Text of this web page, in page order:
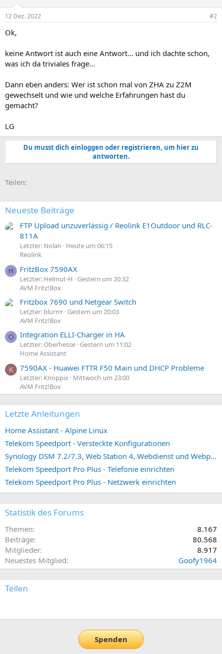
12 Dez. 2022 #2
Ok,
keine Antwort ist auch eine Antwort... und ich dachte schon,
was ich da triviales frage...
Dann eben anders: Wer ist schon mal von ZHA zu Z2M
gewechselt und wie und welche Erfahrungen hast du
gemacht?
LG
Du musst dich einloggen oder registrieren, um hier zu
antworten.
Teilen:
Neueste Beiträge
FTP Upload unzuverlässig / Reolink E1Outdoor und RLC-
811A
Letzter: Nolan
Heute um 06:15
Reolink
H FritzBox 7590AX
Letzter: Helmut-H
Gestern um 20:32
AVM Fritz!Box
Fritzbox 7690 und Netgear Switch
Letzter: blurrrr Gestern um 20:03
AVM Fritz!Box
O Integration ELLI-Charger in HA
Letzter: Oberhesse Gestern um 11:02
Home Assistant
K 7590AX - Huawei FTTR F50 Main und DHCP Probleme
Letzter: Knoppix
Mittwoch um 23:00
AVM Fritz!Box
Letzte Anleitungen
Home Assistant - Alpine Linux
Telekom Speedport - Versteckte Konfigurationen
Synology DSM 7.2/7.3, Web Station 4, Webdienst und Webportal erstellen (ehemals vHost)
Telekom Speedport Pro Plus - Telefonie einrichten
Telekom Speedport Pro Plus - Netzwerk einrichten
Statistik des Forums
Themen
8.167
Beiträge
80.568
Mitglieder
8.917
Neuestes Mitglied
Goofy1964
Teilen
Spenden